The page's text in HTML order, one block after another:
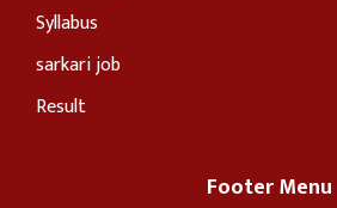
Syllabus
sarkari job
Result
Footer Menu